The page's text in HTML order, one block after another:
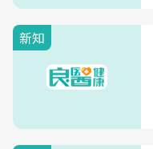
新知